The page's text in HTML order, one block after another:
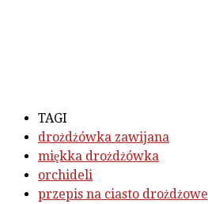
TAGI
drożdżówka zawijana
miękka drożdżówka
orchideli
przepis na ciasto drożdżowe